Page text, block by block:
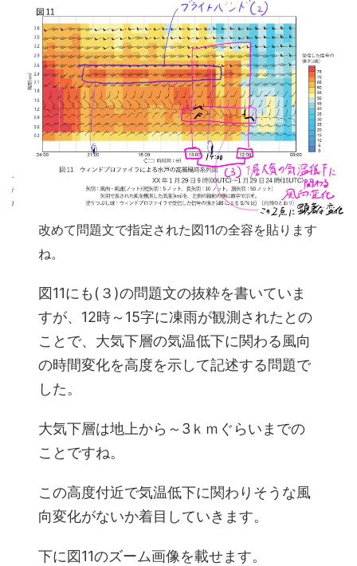
改めて問題文で指定された図11の全容を貼ります
ね。
図11にも(３)の問題文の抜粋を書いていま
すが、12時～15字に凍雨が観測されたとの
ことで、大気下層の気温低下に関わる風向
の時間変化を高度を示して記述する問題で
した。
大気下層は地上から～3ｋｍぐらいまでの
ことですね。
この高度付近で気温低下に関わりそうな風
向変化がないか着目していきます。
下に図11のズーム画像を載せます。